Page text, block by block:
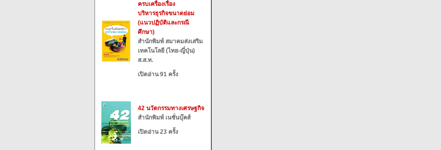
ครบเครื่องเรื่อง
บริหารธุรกิจขนาดย่อม
(แนวปฏิบัติและกรณี
ศึกษา)
สำนักพิมพ์ สมาคมส่งเสริม
เทคโนโลยี (ไทย-ญี่ปุ่น)
ส.ส.ท.
เปิดอ่าน 91 ครั้ง
42 นวัตกรรมทางเศรษฐกิจ
สำนักพิมพ์ เนชั่นบุ๊คส์
เปิดอ่าน 23 ครั้ง